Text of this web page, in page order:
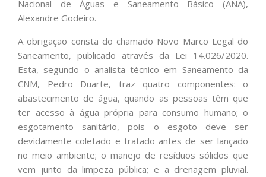
Nacional de Águas e Saneamento Básico (ANA),
Alexandre Godeiro.
A obrigação consta do chamado Novo Marco Legal do
Saneamento, publicado através da Lei 14.026/2020.
Esta, segundo o analista técnico em Saneamento da
CNM, Pedro Duarte, traz quatro componentes: o
abastecimento de água, quando as pessoas têm que
ter acesso à água própria para consumo humano; o
esgotamento sanitário, pois o esgoto deve ser
devidamente coletado e tratado antes de ser lançado
no meio ambiente; o manejo de resíduos sólidos que
vem junto da limpeza pública; e a drenagem pluvial.